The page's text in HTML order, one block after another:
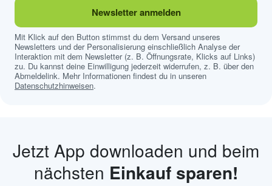
Newsletter anmelden
Mit Klick auf den Button stimmst du dem Versand unseres
Newsletters und der Personalisierung einschließlich Analyse der
Interaktion mit dem Newsletter (z. B. Öffnungsrate, Klicks auf Links)
zu. Du kannst deine Einwilligung jederzeit widerrufen, z. B. über den
Abmeldelink. Mehr Informationen findest du in unseren
Datenschutzhinweisen.
Jetzt App downloaden und beim
nächsten Einkauf sparen!